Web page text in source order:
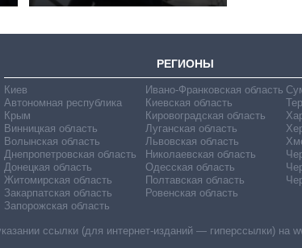
РЕГИОНЫ
Киев
Автономная республика
Крым
Винницкая область
Волынская область
Днепропетровская область
Донецкая область
Житомирская область
Закарпатская область
Запорожская область
Ивано-Франковская область
Киевская область
Кировоградская область
Луганская область
Львовская область
Николаевская область
Одесская область
Полтавская область
Ровенская область
ссылки (для интернет-изданий — гиперссылки) на